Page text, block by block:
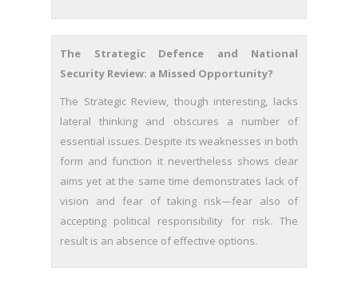
The Strategic Defence and National
Security Review: a Missed Opportunity?
The Strategic Review, though interesting, lacks
lateral thinking and obscures a number of
essential issues. Despite its weaknesses in both
form and function it nevertheless shows clear
aims yet at the same time demonstrates lack of
vision and fear of taking risk—fear also of
accepting political responsibility for risk. The
result is an absence of effective options.